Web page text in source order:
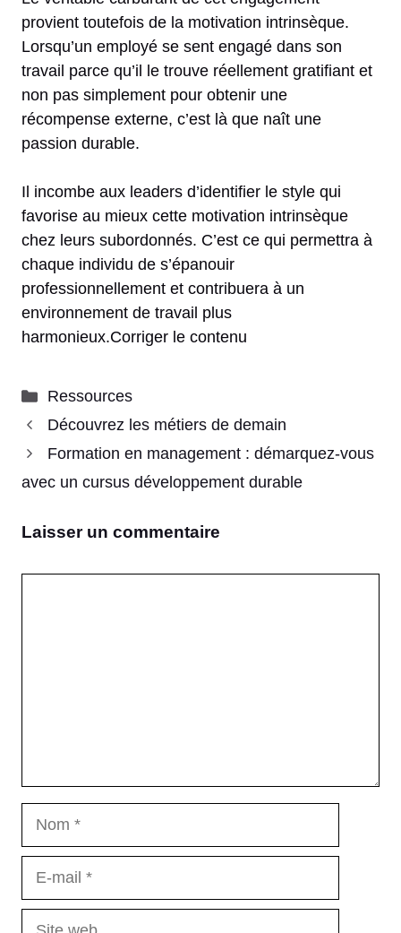
provient toutefois de la motivation intrinsèque.
Lorsqu’un employé se sent engagé dans son
travail parce qu’il le trouve réellement gratifiant et
non pas simplement pour obtenir une
récompense externe, c’est là que naît une
passion durable.
Il incombe aux leaders d’identifier le style qui
favorise au mieux cette motivation intrinsèque
chez leurs subordonnés. C’est ce qui permettra à
chaque individu de s’épanouir
professionnellement et contribuera à un
environnement de travail plus
harmonieux.Corriger le contenu
Catégories
Ressources
Découvrez les métiers de demain
Formation en management : démarquez-vous
avec un cursus développement durable
Laisser un commentaire
Site